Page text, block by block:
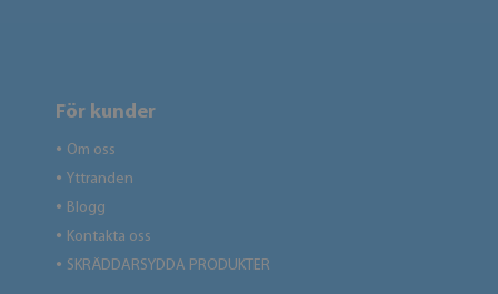
För kunder
● Om oss
● Yttranden
● Blogg
● Kontakta oss
● SKRÄDDARSYDDA PRODUKTER